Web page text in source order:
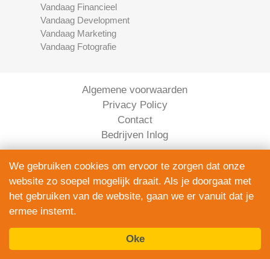
Vandaag Financieel
Vandaag Development
Vandaag Marketing
Vandaag Fotografie
Algemene voorwaarden
Privacy Policy
Contact
Bedrijven Inlog
We gebruiken cookies om ervoor te zorgen dat onze
website zo soepel mogelijk draait. Als je doorgaat met
het gebruiken van de website, gaan we er vanuit dat je
ermee instemt.
Oke